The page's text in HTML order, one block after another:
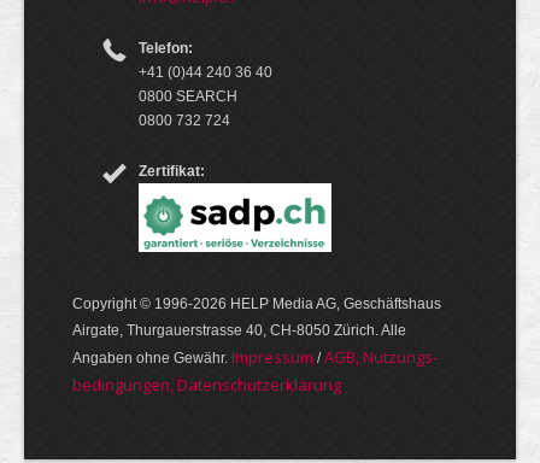
Telefon:
+41 (0)44 240 36 40
0800 SEARCH
0800 732 724
Zertifikat:
Copyright © 1996-2026 HELP Media AG, Geschäftshaus
Airgate, Thurgauer­strasse 40, CH-8050 Zürich. Alle
Angaben ohne Gewähr. Im­pres­sum /AGB, Nut­zungs­
bedin­gungen, Daten­schutz­er­klärung